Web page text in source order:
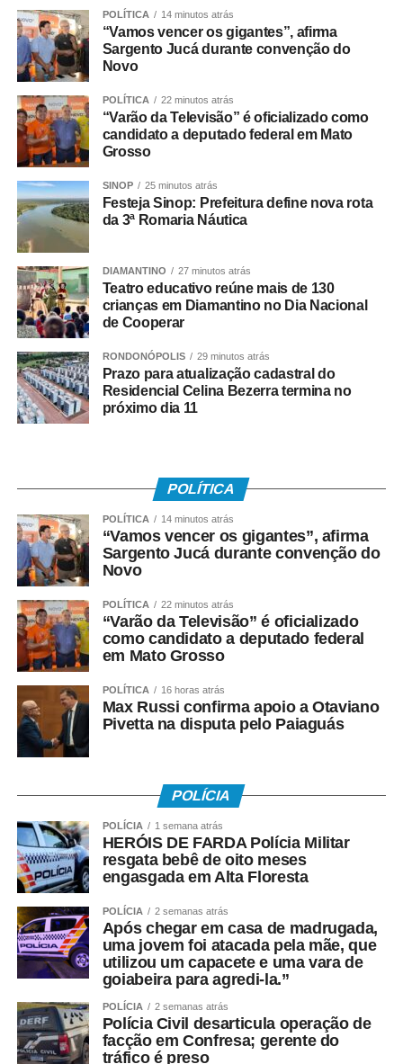
“Trata-se de um
mecanismo que visa à
valorização das boas
práticas e ao
permanente
aperfeiçoamento
técnico das pesquisas
eleitorais, por meio do
reconhecimento
público às empresas
que demonstrarem
elevada acurácia em
seus resultados”,
justificou o ministro.
receber, até a próxima sexta-feira (17), sugestões para a
definição dos critérios para a escolha dos vencedores do
selo.
Outro lado
Em nota, a Associação Brasileira de Empresas de
Pesquisa (ABEP) criticou a proposta e ressaltou que
as pesquisas medem a intenção de voto no momento
em que são realizadas e não são “previsões nem
promessas de resultado”.
“Entre a entrevista e a
mudam de opinião,
deixam de votar ou
alteram seu
comportamento. Exigir
que uma pesquisa
acerte o resultado é
confundir ciência com
bola de cristal”, afirmou
a entidade.
POLÍTICA 14 minutos atrás
“Vamos vencer os gigantes”, afirma
Sargento Jucá durante convenção do
Novo
POLÍTICA 22 minutos atrás
“Varão da Televisão” é oficializado como
candidato a deputado federal em Mato
Grosso
SINOP 25 minutos atrás
Festeja Sinop: Prefeitura define nova rota
da 3ª Romaria Náutica
DIAMANTINO 27 minutos atrás
Teatro educativo reúne mais de 130
crianças em Diamantino no Dia Nacional
de Cooperar
RONDONÓPOLIS 29 minutos atrás
Prazo para atualização cadastral do
Residencial Celina Bezerra termina no
próximo dia 11
POLÍTICA
POLÍTICA 14 minutos atrás
“Vamos vencer os gigantes”, afirma
Sargento Jucá durante convenção do
Novo
POLÍTICA 22 minutos atrás
“Varão da Televisão” é oficializado
como candidato a deputado federal
em Mato Grosso
POLÍTICA 16 horas atrás
Max Russi confirma apoio a Otaviano
Pivetta na disputa pelo Paiaguás
POLÍCIA
POLÍCIA 1 semana atrás
HERÓIS DE FARDA Polícia Militar
resgata bebê de oito meses
engasgada em Alta Floresta
POLÍCIA 2 semanas atrás
Após chegar em casa de madrugada,
uma jovem foi atacada pela mãe, que
utilizou um capacete e uma vara de
goiabeira para agredi-la.”
POLÍCIA 2 semanas atrás
Polícia Civil desarticula operação de
facção em Confresa; gerente do
tráfico é preso